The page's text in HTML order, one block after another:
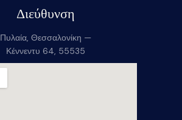
Διεύθυνση
Πυλαία, Θεσσαλονίκη —
Κέννεντυ 64, 55535